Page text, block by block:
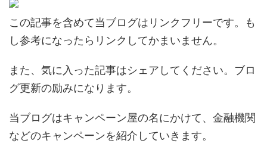
この記事を含めて当ブログはリンクフリーです。も
し参考になったらリンクしてかまいません。
また、気に入った記事はシェアしてください。ブロ
グ更新の励みになります。
当ブログはキャンペーン屋の名にかけて、金融機関
などのキャンペーンを紹介していきます。